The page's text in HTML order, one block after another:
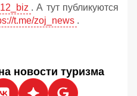
. А тут публикуются
t.me/zoj_news .
новости туризма